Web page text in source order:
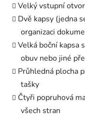
Velký vstupní
Dvě kapsy (jedna
organizaci
Velká boční kapsa
obuv nebo jiné
Průhledná plocha
tašky
Čtyři popruhová
všech stran